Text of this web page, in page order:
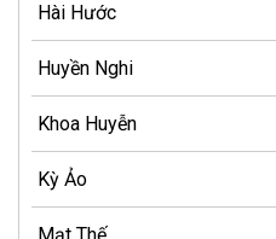
Hài Hước
Huyền Nghi
Khoa Huyễn
Kỳ Ảo